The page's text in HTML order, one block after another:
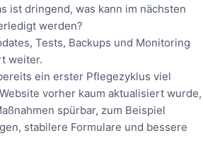
ist dringend, was kann im nächsten
werden?
Tests, Backups und Monitoring
weiter.
ein erster Pflegezyklus viel
vorher kaum aktualisiert wurde,
spürbar, zum Beispiel
stabilere Formulare und bessere